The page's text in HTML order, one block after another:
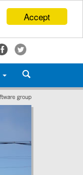
Accept